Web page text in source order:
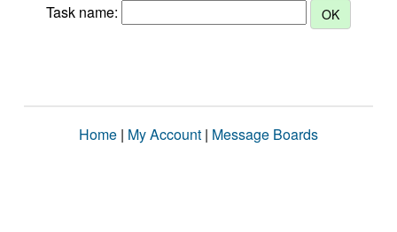
Task name:
Home | My Account | Message Boards